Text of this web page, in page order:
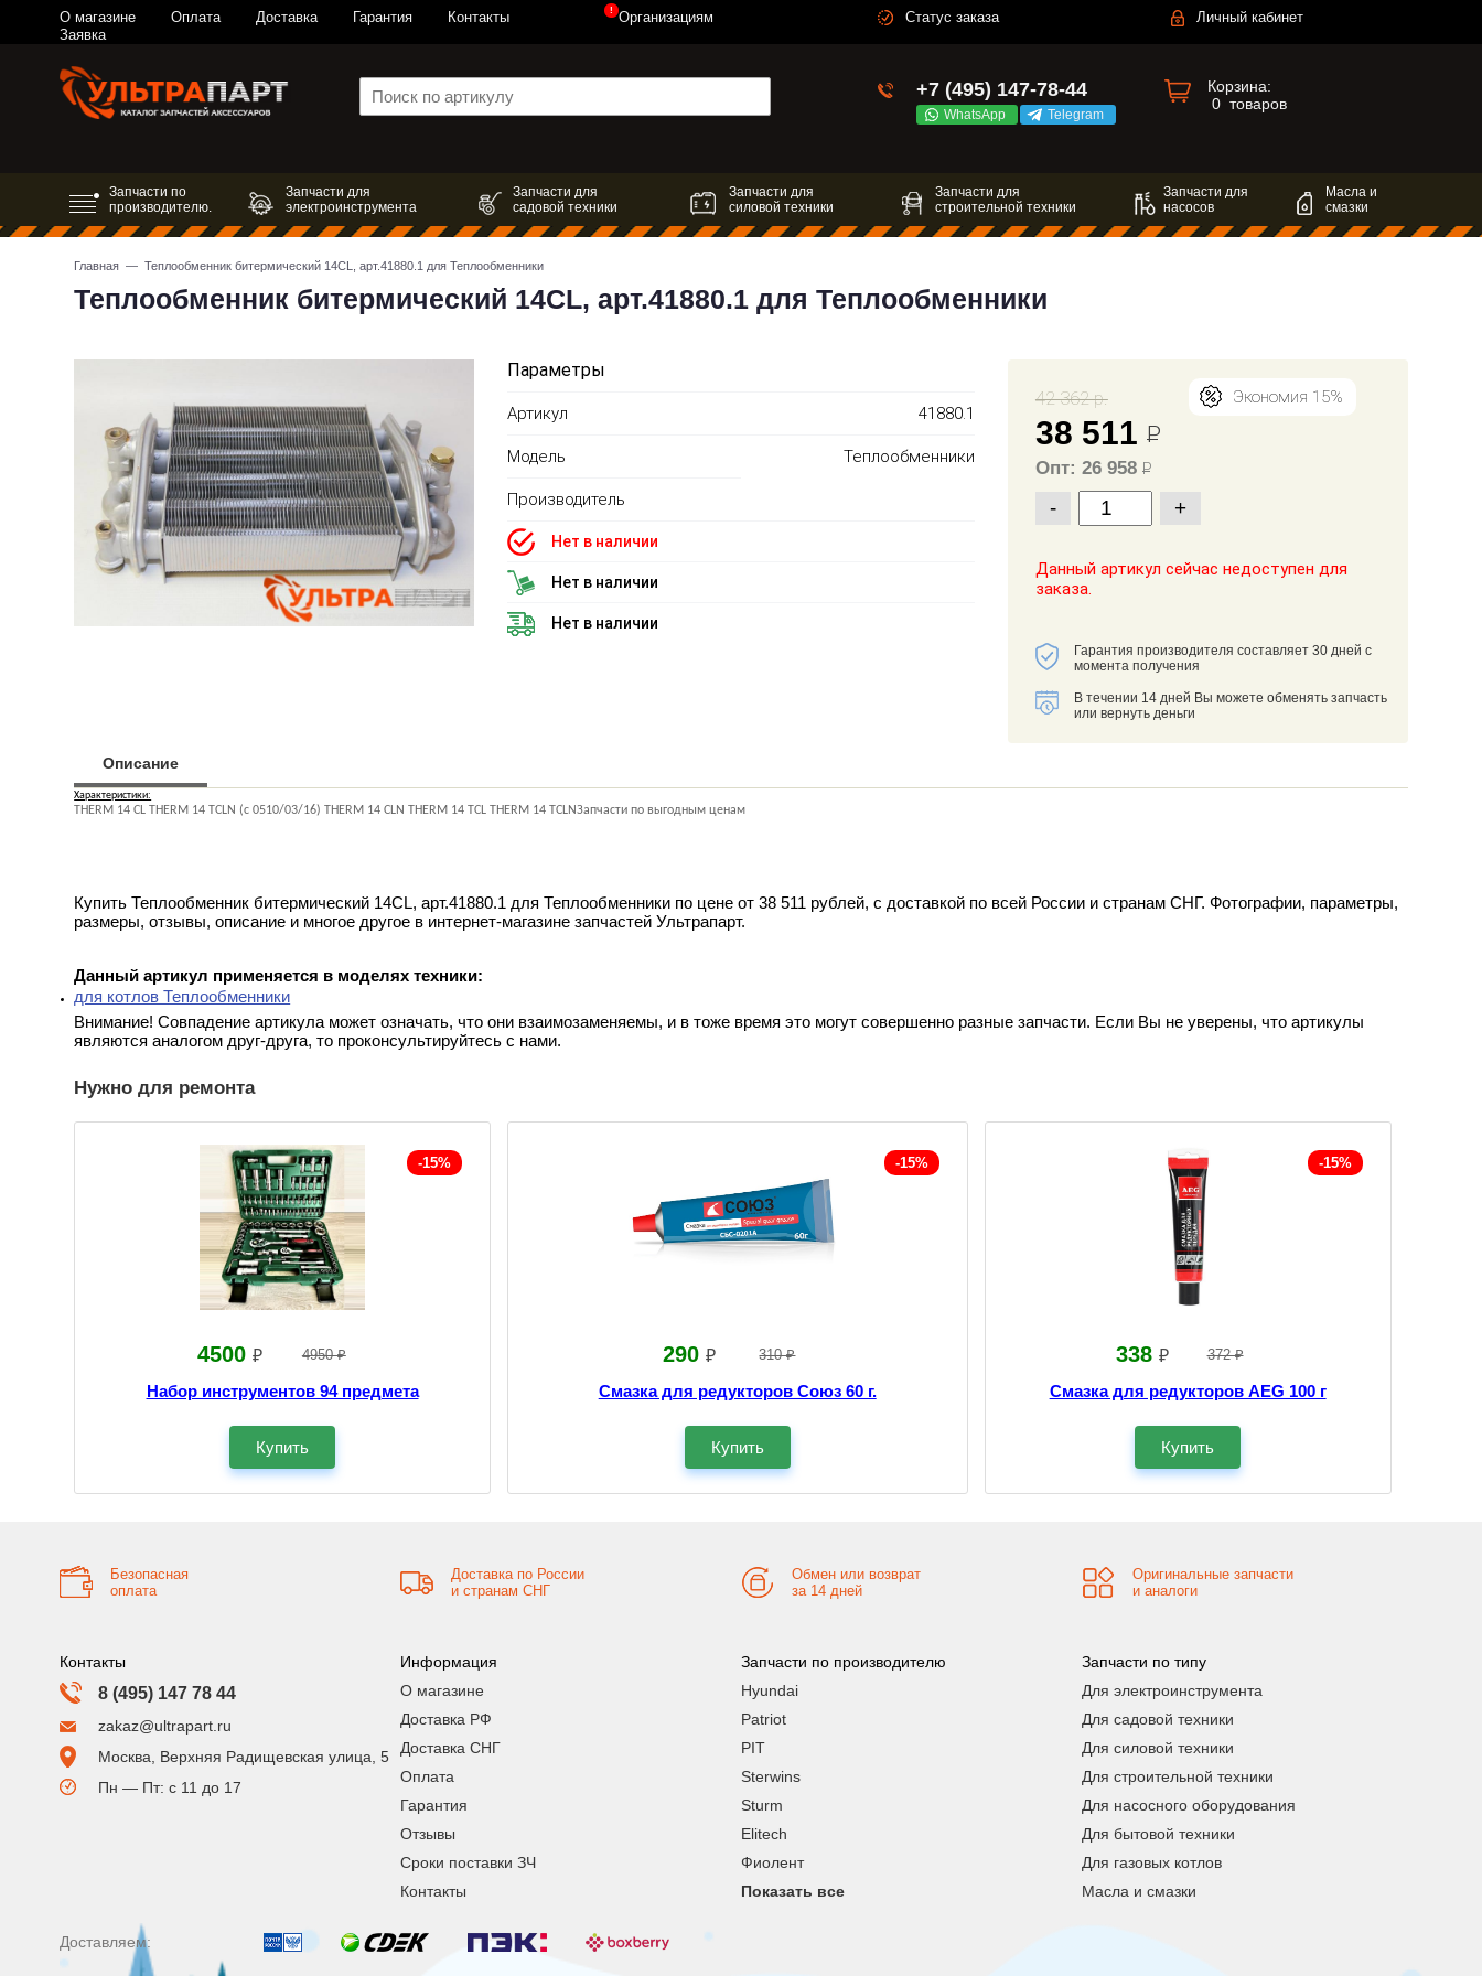
О магазине Оплата Доставка Гарантия
Контакты
Заявка
Организациям
! Статус заказа Личный кабинет
+7 (495) 147-78-44
WhatsApp Telegram
Корзина:
0 товаров
Запчасти по
производителю.
Запчасти для
электроинструмента
Запчасти для
садовой техники
Запчасти для
силовой техники
Запчасти для
строительной техники
Запчасти для
насосов
Масла и
смазки
Главная — Теплообменник битермический 14CL, арт.41880.1 для Теплообменники
Теплообменник битермический 14CL, арт.41880.1 для Теплообменники
Параметры
Артикул 41880.1
Модель Теплообменники
Производитель
Нет в наличии
Нет в наличии
Нет в наличии
42 362 р. Экономия 15%
38 511 Р
Опт: 26 958 Р
- +
Данный артикул сейчас недоступен для
заказа.
Гарантия производителя составляет 30 дней с
момента получения
В течении 14 дней Вы можете обменять запчасть
или вернуть деньги
Описание
Характеристики:
THERM 14 CL THERM 14 TCLN (c 0510/03/16) THERM 14 CLN THERM 14 TCL THERM 14 TCLNЗапчасти по выгодным ценам
Купить Теплообменник битермический 14CL, арт.41880.1 для Теплообменники по цене от 38 511 рублей, с доставкой по всей России и странам СНГ. Фотографии, параметры,
размеры, отзывы, описание и многое другое в интернет-магазине запчастей Ультрапарт.
Данный артикул применяется в моделях техники:
для котлов Теплообменники
Внимание! Совпадение артикула может означать, что они взаимозаменяемы, и в тоже время это могут совершенно разные запчасти. Если Вы не уверены, что артикулы
являются аналогом друг-друга, то проконсультируйтесь с нами.
Нужно для ремонта
-15%
4500₽ 4950 ₽
Набор инструментов 94 предмета
Купить
-15%
290 ₽ 310 ₽
Смазка для редукторов Союз 60 г.
Купить
-15%
338 ₽ 372 ₽
Смазка для редукторов AEG 100 г
Купить
Безопасная
оплата
Доставка по России
и странам СНГ
Обмен или возврат
за 14 дней
Оригинальные запчасти
и аналоги
Контакты
8 (495) 147 78 44
zakaz@ultrapart.ru
Москва, Верхняя Радищевская улица, 5
Пн — Пт: с 11 до 17
Информация
О магазине
Доставка РФ
Доставка СНГ
Оплата
Гарантия
Отзывы
Сроки поставки ЗЧ
Контакты
Запчасти по производителю
Hyundai
Patriot
PIT
Sterwins
Sturm
Elitech
Фиолент
Показать все
Запчасти по типу
Для электроинструмента
Для садовой техники
Для силовой техники
Для строительной техники
Для насосного оборудования
Для бытовой техники
Для газовых котлов
Масла и смазки
Доставляем: